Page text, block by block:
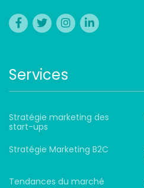
Services
Stratégie marketing des
start-ups
Stratégie Marketing B2C
Tendances du marché